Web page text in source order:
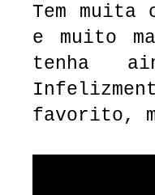
Tem
e muito
tenha
favorito,